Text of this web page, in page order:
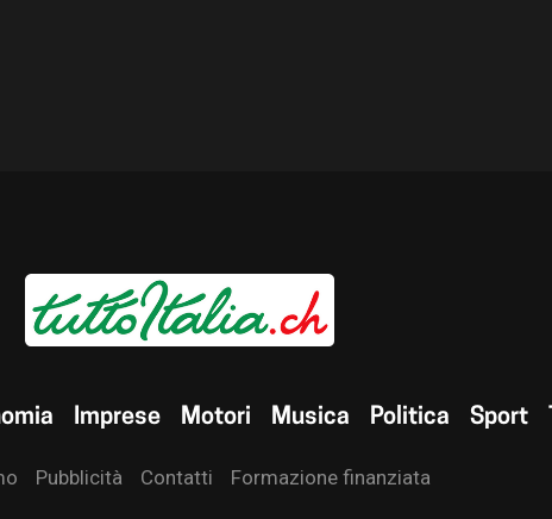
Imprese Motori Musica Politica Sport
Pubblicità Contatti Formazione finanziata